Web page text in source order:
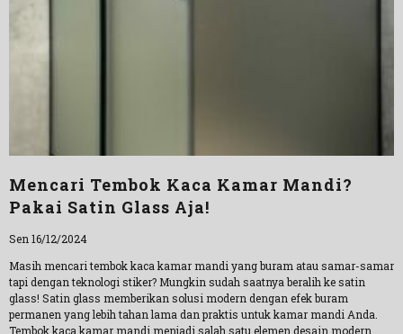
Mencari Tembok Kaca Kamar Mandi?
Pakai Satin Glass Aja!
Sen 16/12/2024
Masih mencari tembok kaca kamar mandi yang buram atau samar-samar
tapi dengan teknologi stiker? Mungkin sudah saatnya beralih ke satin
glass! Satin glass memberikan solusi modern dengan efek buram
permanen yang lebih tahan lama dan praktis untuk kamar mandi Anda.
Tembok kaca kamar mandi menjadi salah satu elemen desain modern